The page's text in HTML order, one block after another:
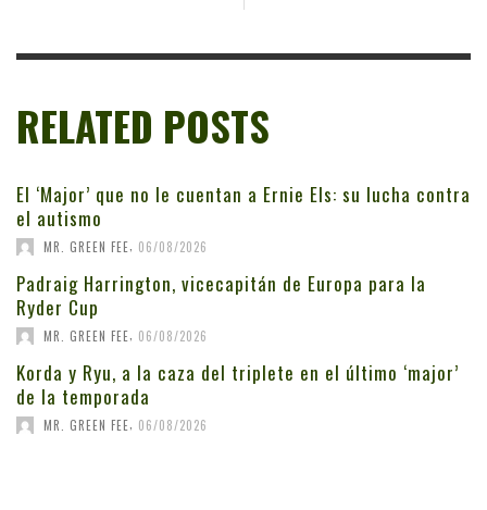
RELATED POSTS
El ‘Major’ que no le cuentan a Ernie Els: su lucha contra
el autismo
MR. GREEN FEE, 06/08/2026
Padraig Harrington, vicecapitán de Europa para la
Ryder Cup
MR. GREEN FEE 06/08/2026
Korda y Ryu, a la caza del triplete en el último ‘major’
de la temporada
MR. GREEN FEE 06/08/2026